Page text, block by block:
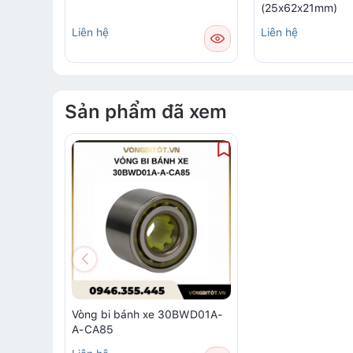
Liên hệ
(25x62x21mm)
Liên hệ
Sản phẩm đã xem
Vòng bi bánh xe 30BWD01A-
A-CA85